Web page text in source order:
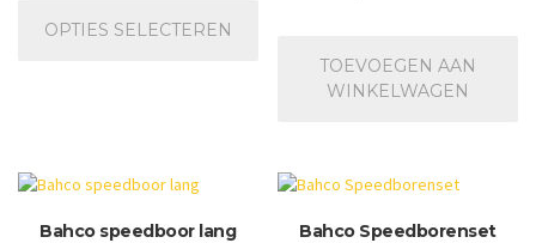
€ 8,60
OPTIES SELECTEREN
meerdere
kan
gekozen
worden
TOEVOEGEN AAN
WINKELWAGEN
Bahco speedboor lang Bahco Speedborenset